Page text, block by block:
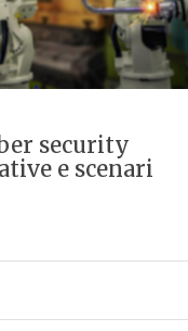
security
e scenari